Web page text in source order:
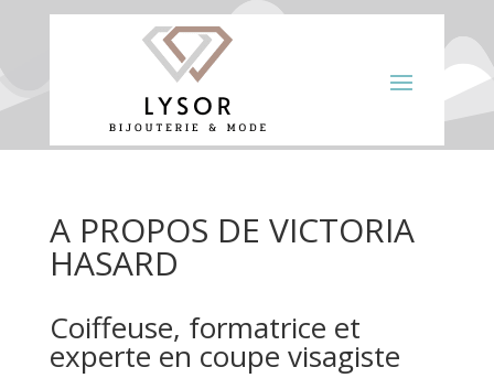
A PROPOS DE VICTORIA
HASARD
Coiffeuse, formatrice et
experte en coupe visagiste